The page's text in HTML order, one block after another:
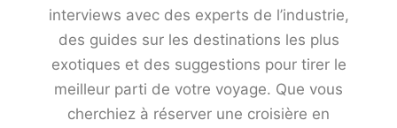
interviews avec des experts de l’industrie,
des guides sur les destinations les plus
exotiques et des suggestions pour tirer le
meilleur parti de votre voyage. Que vous
cherchiez à réserver une croisière en